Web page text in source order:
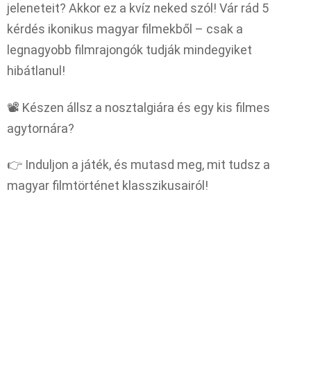
jeleneteit? Akkor ez a kvíz neked szól! Vár rád 5
kérdés ikonikus magyar filmekből – csak a
legnagyobb filmrajongók tudják mindegyiket
hibátlanul!
📽️ Készen állsz a nosztalgiára és egy kis filmes
agytornára?
👉 Induljon a játék, és mutasd meg, mit tudsz a
magyar filmtörténet klasszikusairól!